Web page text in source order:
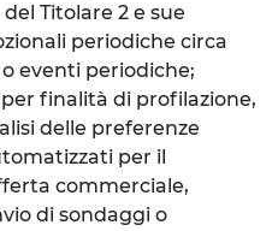
Titolare 2 e sue
periodiche circa
eventi periodiche;
finalità di profilazione,
delle preferenze
per il
commerciale,
di sondaggi o